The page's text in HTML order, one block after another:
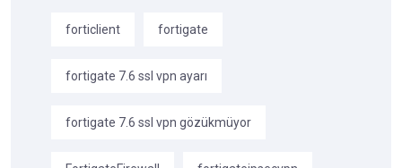
forticlient fortigate
fortigate 7.6 ssl vpn ayarı
fortigate 7.6 ssl vpn gözükmüyor